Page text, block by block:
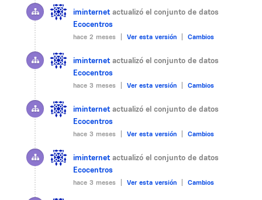
iminternet actualizó el conjunto de datos
Ecocentros
hace 2 meses | Ver esta versión Cambios
iminternet actualizó el conjunto de datos
Ecocentros
hace 3 meses | Ver esta versión Cambios
iminternet actualizó el conjunto de datos
Ecocentros
hace 3 meses | Ver esta versión Cambios
iminternet actualizó el conjunto de datos
Ecocentros
hace 3 meses | Ver esta versión Cambios